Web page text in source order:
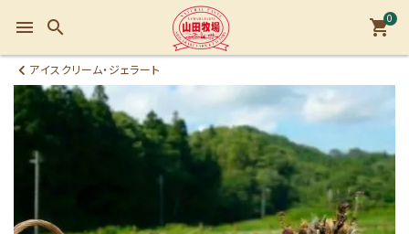
menu search 0
shopping_cart
アイスクリーム・ジェラート